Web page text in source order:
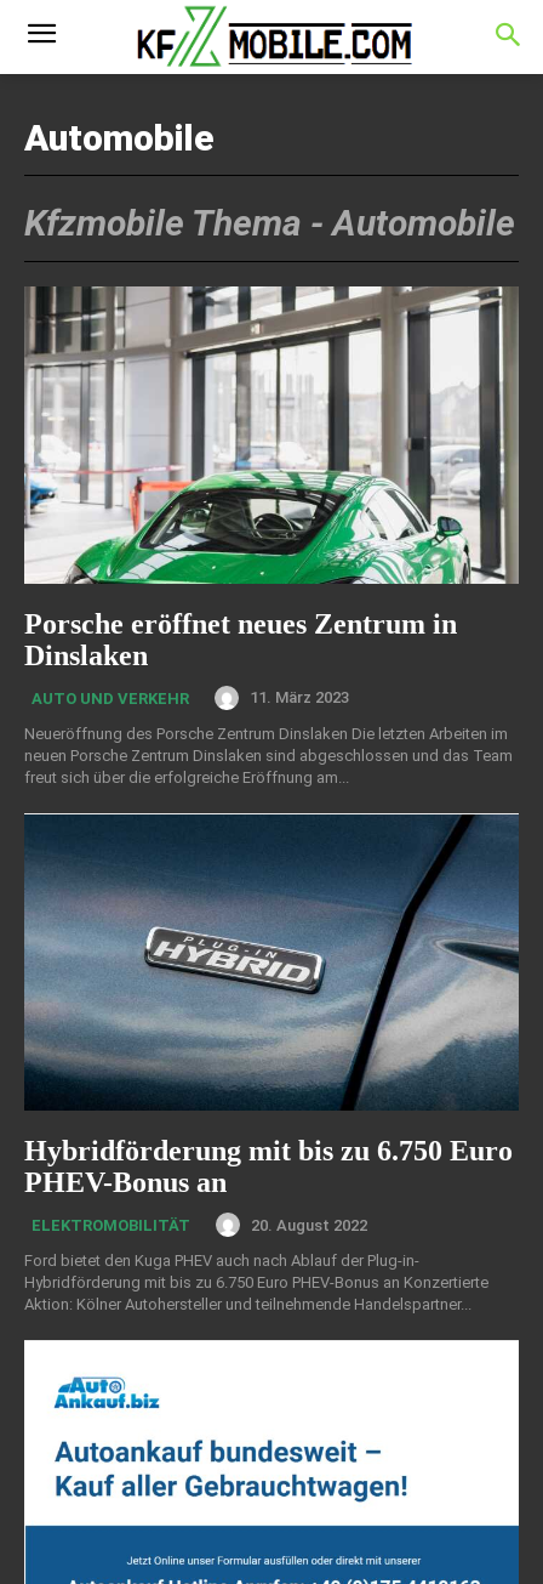
Automobile
Kfzmobile Thema -Automobile
Porsche eröffnet neues Zentrum in
Dinslaken
AUTO UND VERKEHR
11. März 2023
Neueröffnung des Porsche Zentrum Dinslaken Die letzten Arbeiten im
neuen Porsche Zentrum Dinslaken sind abgeschlossen und das Team
freut sich über die erfolgreiche Eröffnung am...
Hybridförderung mit bis zu 6.750 Euro
PHEV-Bonus an
ELEKTROMOBILITÄT
20. August 2022
Ford bietet den Kuga PHEV auch nach Ablauf der Plug-in-
Hybridförderung mit bis zu 6.750 Euro PHEV-Bonus an Konzertierte
Aktion: Kölner Autohersteller und teilnehmende Handelspartner...